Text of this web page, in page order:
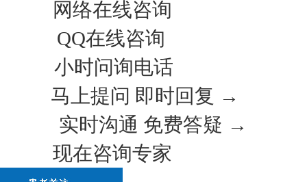
网络在线咨询
QQ在线咨询
小时问询电话
马上提问 即时回复 →
实时沟通 免费答疑 →
现在咨询专家